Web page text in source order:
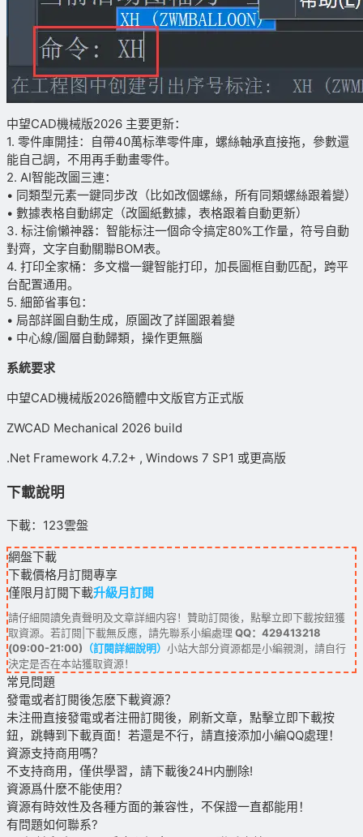
中望CAD機械版2026 主要更新：
1. 零件庫開挂：自帶40萬标準零件庫，螺絲軸承直接拖，參數還
能自己調，不用再手動畫零件。
2. AI智能改圖三連：
• 同類型元素一鍵同步改（比如改個螺絲，所有同類螺絲跟着變）
• 數據表格自動綁定（改圖紙數據，表格跟着自動更新）
3. 标注偷懶神器：智能标注一個命令搞定80%工作量，符号自動
對齊，文字自動關聯BOM表。
4. 打印全家桶：多文檔一鍵智能打印，加長圖框自動匹配，跨平
台配置通用。
5. 細節省事包：
• 局部詳圖自動生成，原圖改了詳圖跟着變
• 中心線/圖層自動歸類，操作更無腦
系統要求
中望CAD機械版2026簡體中文版官方正式版
ZWCAD Mechanical 2026 build
.Net Framework 4.7.2+ , Windows 7 SP1 或更高版
下載說明
下載：123雲盤
網盤下載
下載價格月訂閱專享
僅限月訂閱下載升級月訂閱
請仔細閱讀免責聲明及文章詳細内容！贊助訂閱後，點擊立即下載按鈕獲
取資源。若訂閱|下載無反應，請先聯系小編處理 QQ：429413218
(09:00-21:00) （訂閱詳細說明） 小站大部分資源都是小編親測，請自行
決定是否在本站獲取資源！
常見問題
發電或者訂閱後怎麽下載資源？
未注冊直接發電或者注冊訂閱後，刷新文章，點擊立即下載按
鈕，跳轉到下載頁面！若還是不行，請直接添加小編QQ處理！
資源支持商用嗎？
不支持商用，僅供學習，請下載後24H内删除!
資源爲什麽不能使用？
資源有時效性及各種方面的兼容性，不保證一直都能用！
有問題如何聯系?